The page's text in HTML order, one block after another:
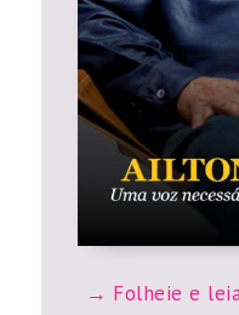
Folheie e